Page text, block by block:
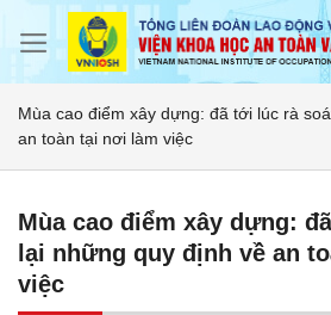
Mùa cao điểm xây dựng: đã tới lúc rà
an toàn tại nơi làm việc
Mùa cao điểm xây dựng:
lại những quy định về an
việc